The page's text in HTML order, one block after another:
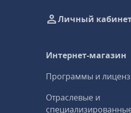
Личный
Интернет-магазин
Программы и
Отраслевые и